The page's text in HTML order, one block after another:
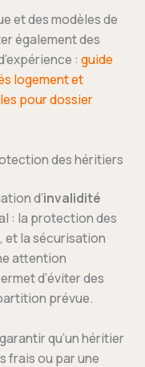
et des modèles de
également des
: guide
logement et
pour dossier
des héritiers
d’invalidité
: la protection des
et la sécurisation
attention
d’éviter des
prévue.
qu’un héritier
frais ou par une